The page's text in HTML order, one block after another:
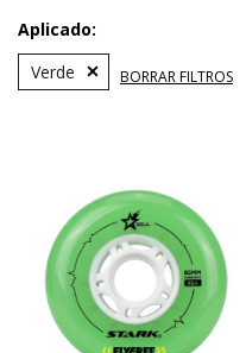
Aplicado:
Verde
BORRAR FILTROS